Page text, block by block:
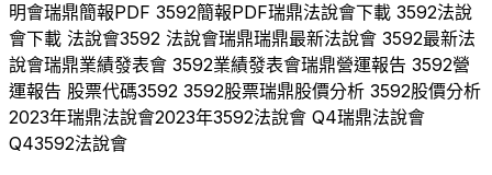
明會瑞鼎簡報PDF 3592簡報PDF瑞鼎法說會下載 3592法說
會下載 法說會3592 法說會瑞鼎瑞鼎最新法說會 3592最新法
說會瑞鼎業績發表會 3592業績發表會瑞鼎營運報告 3592營
運報告 股票代碼3592 3592股票瑞鼎股價分析 3592股價分析
2023年瑞鼎法說會2023年3592法說會 Q4瑞鼎法說會
Q43592法說會